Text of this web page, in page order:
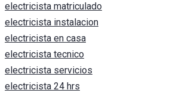
electricista matriculado
electricista instalacion
electricista en casa
electricista tecnico
electricista servicios
electricista 24 hrs